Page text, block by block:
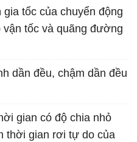
tốc của chuyển động
tốc và quãng đường
dần đều, chậm dần đều
gian có độ chia nhỏ
thời gian rơi tự do của